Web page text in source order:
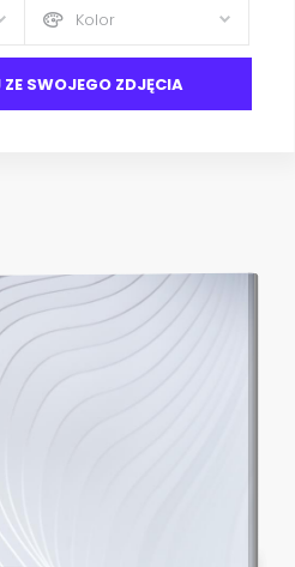
Kolor
SWOJEGO ZDJĘCIA